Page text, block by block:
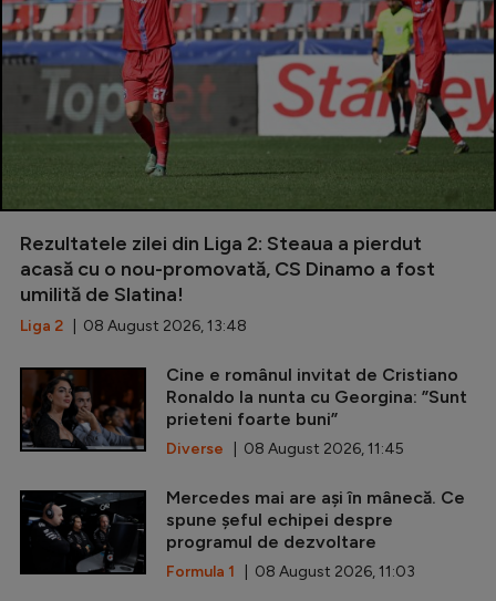
Rezultatele zilei din Liga 2: Steaua a pierdut
acasă cu o nou-promovată, CS Dinamo a fost
umilită de Slatina!
Liga 2 | 08 August 2026, 13:48
Cine e românul invitat de Cristiano
Ronaldo la nunta cu Georgina: ”Sunt
prieteni foarte buni”
Diverse | 08 August 2026, 11:45
Mercedes mai are ași în mânecă. Ce
spune șeful echipei despre
programul de dezvoltare
Formula 1 | 08 August 2026, 11:03